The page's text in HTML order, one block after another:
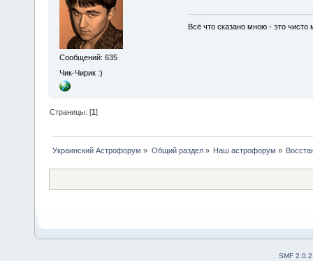
Сообщений: 635
Чик-Чирик :)
Всё что сказано мною - это чисто
Страницы: [1]
Украинский Астрофорум » Общий раздел» Наш астрофорум »
SMF 2.0.2